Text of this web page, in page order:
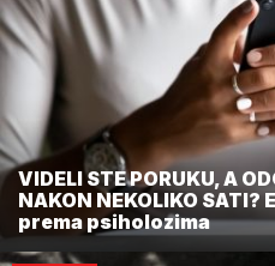
VIDELI STE PORUKU, A
NAKON NEKOLIKO
prema psiholozima